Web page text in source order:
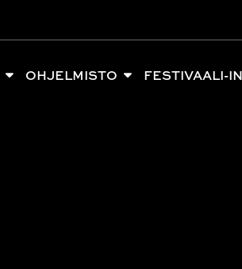
OHJELMISTO FESTIVAALI-